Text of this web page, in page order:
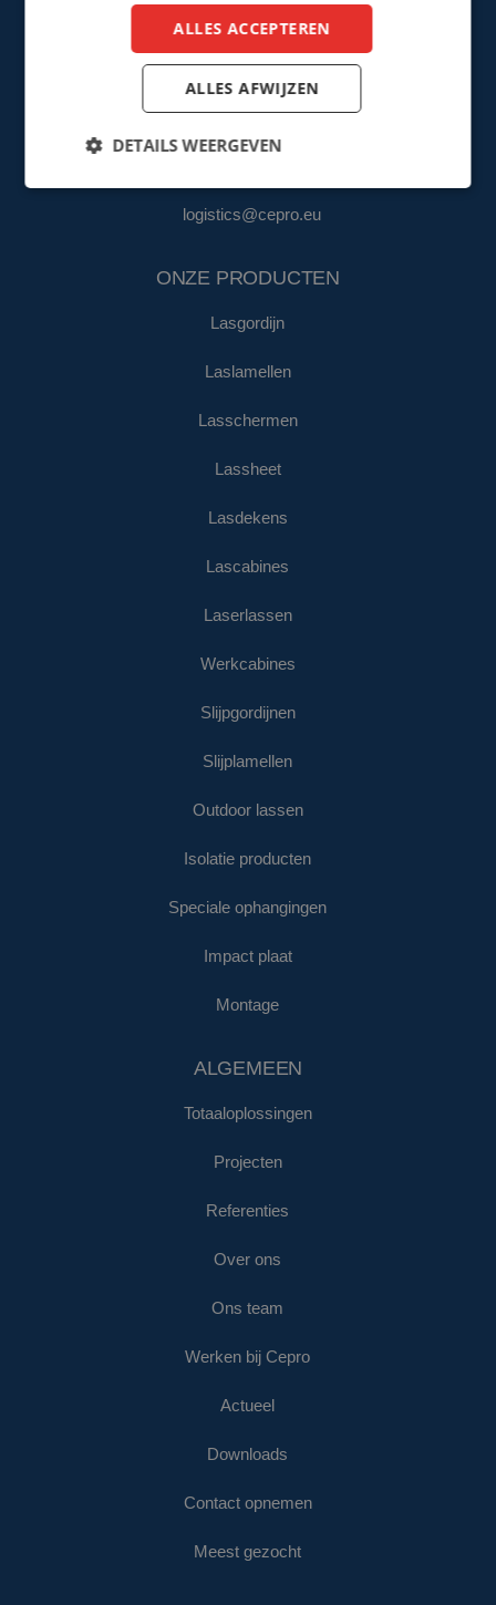
+31 (0)161 22 35 11
fa@cepro.eu
logistics@cepro.eu
ONZE PRODUCTEN
Lasgordijn
Laslamellen
Lasschermen
Lassheet
Lasdekens
Lascabines
Laserlassen
Werkcabines
Slijpgordijnen
Slijplamellen
Outdoor lassen
Isolatie producten
Speciale ophangingen
Impact plaat
Montage
ALGEMEEN
Totaaloplossingen
Projecten
Referenties
Over ons
Ons team
Werken bij Cepro
Actueel
Downloads
Contact opnemen
Meest gezocht
ALLES ACCEPTEREN
ALLES AFWIJZEN
DETAILS WEERGEVEN